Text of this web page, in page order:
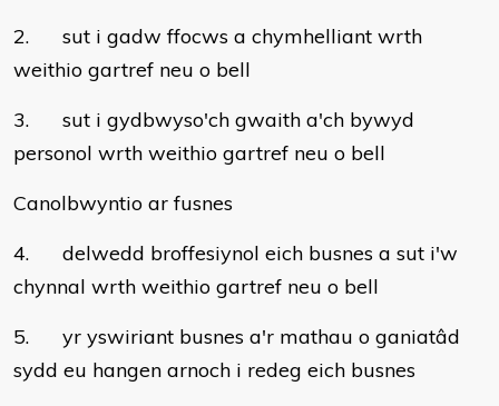
2. sut i gadw ffocws a chymhelliant wrth
weithio gartref neu o bell
3. sut i gydbwyso'ch gwaith a'ch bywyd
personol wrth weithio gartref neu o bell
Canolbwyntio ar fusnes
4. delwedd broffesiynol eich busnes a sut i'w
chynnal wrth weithio gartref neu o bell
5. yr yswiriant busnes a'r mathau o ganiatâd
sydd eu hangen arnoch i redeg eich busnes